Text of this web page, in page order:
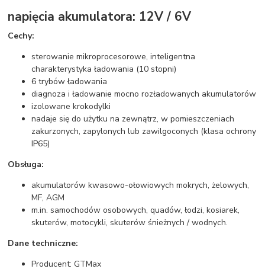
napięcia akumulatora: 12V / 6V
Cechy:
sterowanie mikroprocesorowe, inteligentna
charakterystyka ładowania (10 stopni)
6 trybów ładowania
diagnoza i ładowanie mocno rozładowanych akumulatorów
izolowane krokodylki
nadaje się do użytku na zewnątrz, w pomieszczeniach
zakurzonych, zapylonych lub zawilgoconych (klasa ochrony
IP65)
Obsługa:
akumulatorów kwasowo-ołowiowych mokrych, żelowych,
MF, AGM
m.in. samochodów osobowych, quadów, łodzi, kosiarek,
skuterów, motocykli, skuterów śnieżnych / wodnych.
Dane techniczne:
Producent: GTMax